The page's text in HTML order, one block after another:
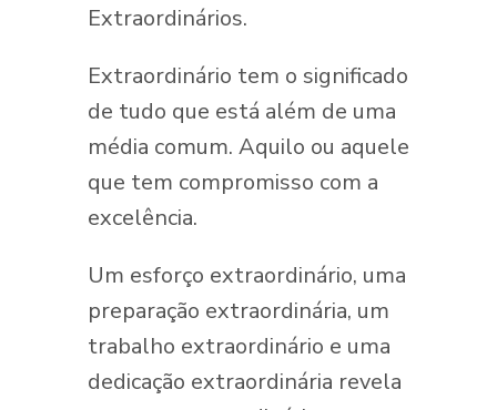
Extraordinários.
Extraordinário tem o significado
de tudo que está além de uma
média comum. Aquilo ou aquele
que tem compromisso com a
excelência.
Um esforço extraordinário, uma
preparação extraordinária, um
trabalho extraordinário e uma
dedicação extraordinária revela